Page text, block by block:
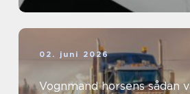
02. juni 2026
Vognmand horsens sådan vælger du den